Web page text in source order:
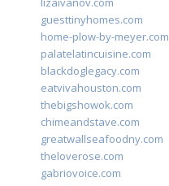
guesttinyhomes.com
home-plow-by-meyer.com
palatelatincuisine.com
blackdoglegacy.com
eatvivahouston.com
thebigshowok.com
chimeandstave.com
greatwallseafoodny.com
theloverose.com
gabriovoice.com